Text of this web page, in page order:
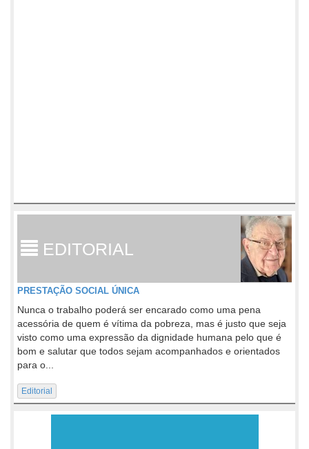
EDITORIAL
PRESTAÇÃO SOCIAL ÚNICA
Nunca o trabalho poderá ser encarado como uma pena
acessória de quem é vítima da pobreza, mas é justo que seja
visto como uma expressão da dignidade humana pelo que é
bom e salutar que todos sejam acompanhados e orientados
para o...
Editorial